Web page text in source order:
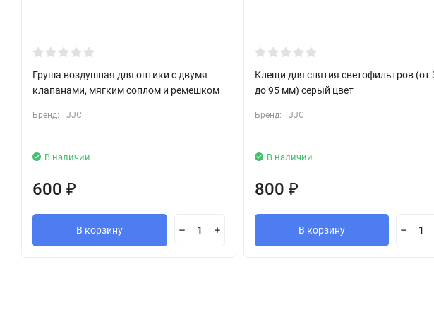
Груша воздушная для оптики с двумя
клапанами, мягким соплом и ремешком
Бренд: JJC
В наличии
600 ₽
В корзину
Клещи для снятия светофильтров (от
до 95 мм) серый цвет
Бренд: JJC
В наличии
800 ₽
В корзину